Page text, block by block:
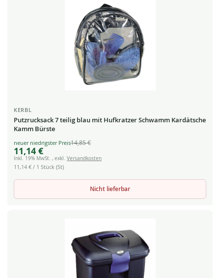
KERBL
Putzrucksack 7 teilig blau mit Hufkratzer Schwamm Kardätsche
Kamm Bürste
Special
Price
11,14 €
14,85 €
Inkl. 19% MwSt. , exkl. Versandkosten
11,14 € / 1 Stück (St)
Nicht lieferbar